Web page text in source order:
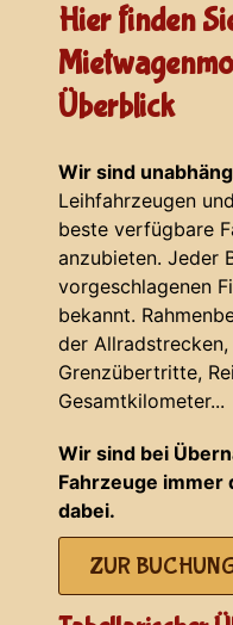
Hier finden
Überblick
Wir sind
Leihfahrzeugen
beste verfügbare
anzubieten. Jeder
vorgeschlagenen
bekannt.
der Allradstrecken,
Grenzübertritte,
Gesamtkilometer...
Wir sind bei
Fahrzeuge
dabei.
ZUR